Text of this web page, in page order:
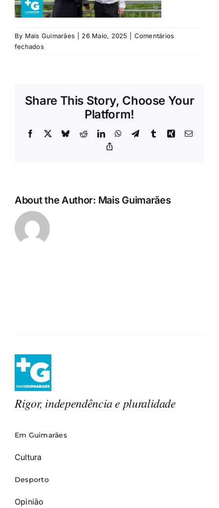
Rubricas
Jornal
By Mais Guimarães 26 Maio, 2025
Comentários
fechadosem
Share This Story, Choose Your
Platform!
Facebook BlueskyRedditLinkedInWhatsApp
TelegramTumblrXing Email
About the Author: Mais Guimarães
Rigor, independência e pluralidade
Em Guimarães
Cultura
Desporto
Opinião